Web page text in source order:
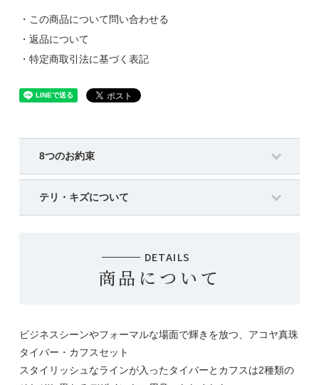
・この商品について問い合わせる
・返品について
・特定商取引法に基づく表記
8つのお約束
テリ・キズについて
DETAILS
商品について
ビジネスシーンやフォーマルな場面で輝きを放つ、アコヤ真珠
タイバー・カフスセット
スタイリッシュなラインが入ったタイバーとカフスは2種類の